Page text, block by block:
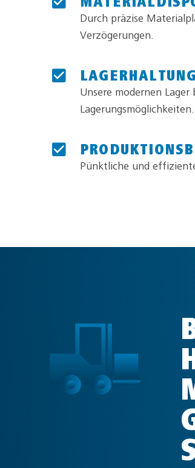
Durch präzise
Verzögerungen.
LAGERHALTUNG
Unsere modernen
Lagerungsmöglichkeiten.
Pünktliche und